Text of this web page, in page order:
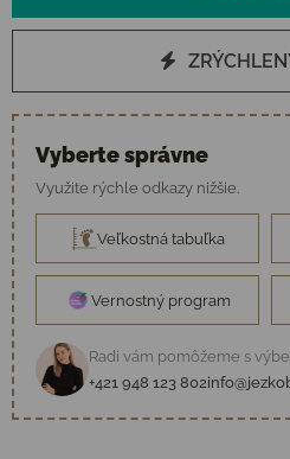
Vyberte správne
Využite rýchle odkazy nižšie.
Veľkostná tabuľka
Vernostný program
Radi vám pomôžeme s
+421 948 123 802